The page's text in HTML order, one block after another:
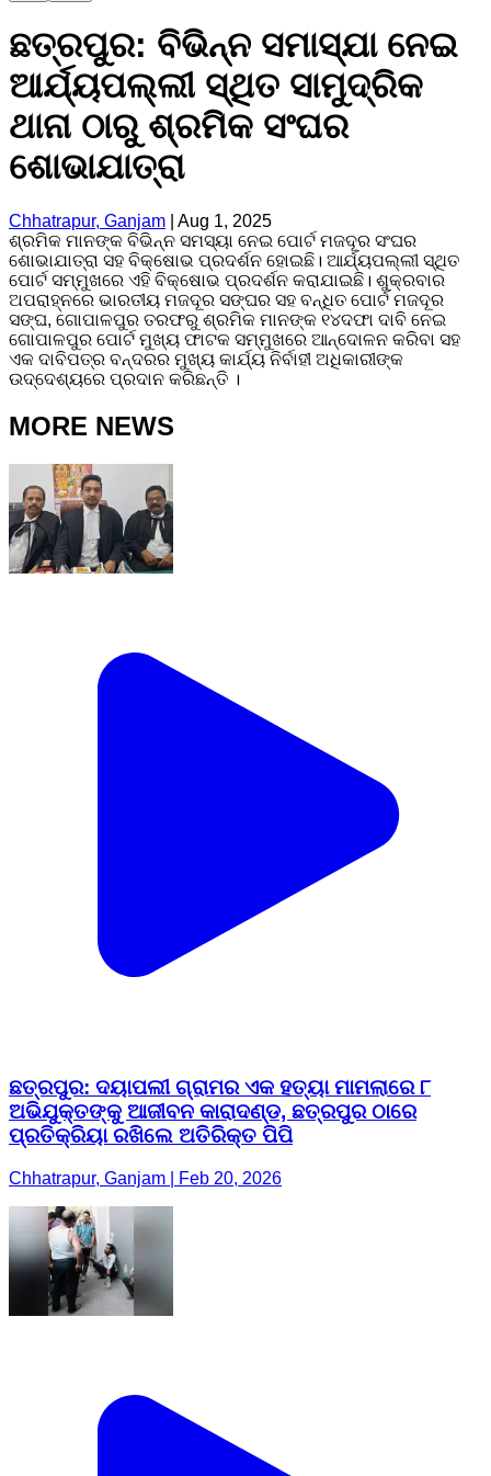
ଛତ୍ରପୁର: ବିଭିନ୍ନ ସମାସ୍ଯା ନେଇ
ଆର୍ଯ୍ୟପଲ୍ଲୀ ସ୍ଥିତ ସାମୁଦ୍ରିକ
ଥାନା ଠାରୁ ଶ୍ରମିକ ସଂଘର
ଶୋଭାଯାତ୍ରା
Chhatrapur, Ganjam
Aug 1, 2025
ଶ୍ରମିକ ମାନଙ୍କ ବିଭିନ୍ନ ସମସ୍ୟା ନେଇ ପୋର୍ଟ ମଜଦୂର ସଂଘର
ଶୋଭାଯାତ୍ରା ସହ ବିକ୍ଷୋଭ ପ୍ରଦର୍ଶନ ହୋଇଛି। ଆର୍ଯ୍ୟପଲ୍ଲୀ ସ୍ଥିତ
ପୋର୍ଟ ସମ୍ମୁଖରେ ଏହି ବିକ୍ଷୋଭ ପ୍ରଦର୍ଶନ କରାଯାଇଛି। ଶୁକ୍ରବାର
ଅପରାହ୍ନରେ ଭାରତୀୟ ମଜଦୂର ସଙ୍ଘର ସହ ବନ୍ଧିତ ପୋର୍ଟ ମଜଦୂର
ସଙ୍ଘ, ଗୋପାଳପୁର ତରଫରୁ ଶ୍ରମିକ ମାନଙ୍କ ୧୪ଦଫା ଦାବି ନେଇ
ଗୋପାଳପୁର ପୋର୍ଟ ମୁଖ୍ୟ ଫାଟକ ସମ୍ମୁଖରେ ଆନ୍ଦୋଳନ କରିବା ସହ
ଏକ ଦାବିପତ୍ର ବନ୍ଦରର ମୁଖ୍ୟ କାର୍ଯ୍ୟ ନିର୍ବାହୀ ଅଧିକାରୀଙ୍କ
ଉଦ୍ଦେଶ୍ୟରେ ପ୍ରଦାନ କରିଛନ୍ତି ।
MORE NEWS
ଛତ୍ରପୁର: ଦୟାପଲୀ ଗ୍ରାମର ଏକ ହତ୍ୟା ମାମଲାରେ ୮
ଅଭିଯୁକ୍ତଙ୍କୁ ଆଜୀବନ କାରାଦଣ୍ଡ, ଛତ୍ରପୁର ଠାରେ
ପ୍ରତିକ୍ରିୟା ରଖିଲେ ଅତିରିକ୍ତ ପିପି
Chhatrapur, Ganjam | Feb 20, 2026